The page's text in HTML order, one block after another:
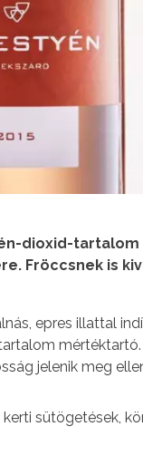
dioxid-
Fröccsnek is
epres illattal
jelenik meg
sütögetések,